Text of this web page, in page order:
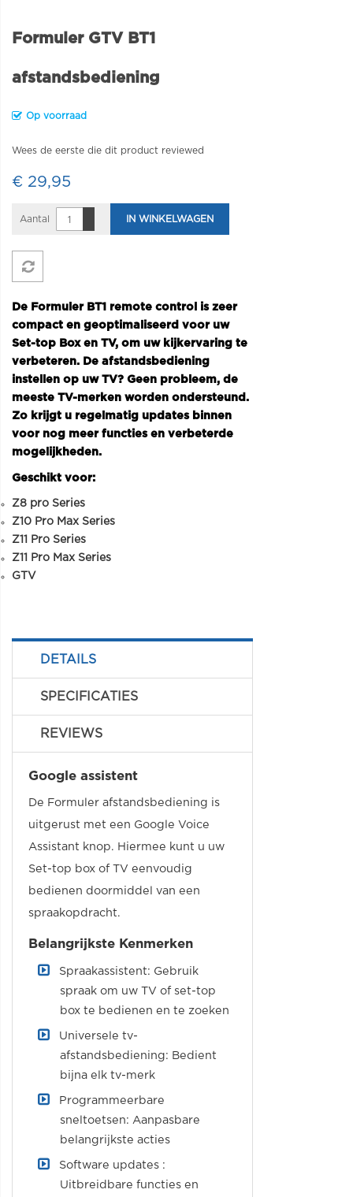
Formuler GTV BT1
afstandsbediening
Op voorraad
Wees de eerste die dit product reviewed
€ 29,95
Aantal IN WINKELWAGEN
De Formuler BT1 remote control is zeer
compact en geoptimaliseerd voor uw
Set-top Box en TV, om uw kijkervaring te
verbeteren. De afstandsbediening
instellen op uw TV? Geen probleem, de
meeste TV-merken worden ondersteund.
Zo krijgt u regelmatig updates binnen
voor nog meer functies en verbeterde
mogelijkheden.
Geschikt voor:
Z8 pro Series
Z10 Pro Max Series
Z11 Pro Series
Z11 Pro Max Series
GTV
DETAILS
SPECIFICATIES
REVIEWS
Google assistent
De Formuler afstandsbediening is
uitgerust met een Google Voice
Assistant knop. Hiermee kunt u uw
Set-top box of TV eenvoudig
bedienen doormiddel van een
spraakopdracht.
Belangrijkste Kenmerken
Spraakassistent: Gebruik
spraak om uw TV of set-top
box te bedienen en te zoeken
Universele tv-
afstandsbediening: Bedient
bijna elk tv-merk
Programmeerbare
sneltoetsen: Aanpasbare
belangrijkste acties
Software updates :
Uitbreidbare functies en